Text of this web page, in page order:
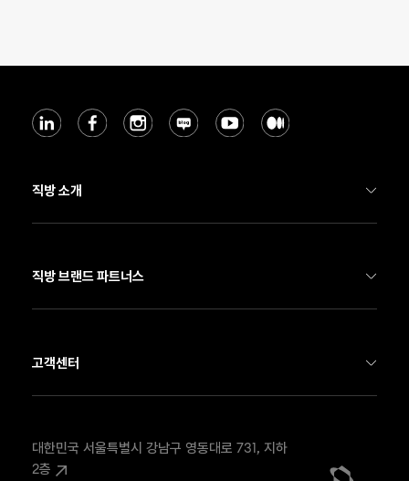
직방 소개
기업 소개
직방 부동산 서비스
직방 스마트홈
Soma
뉴스룸
채용
직방 브랜드 파트너스
네모
온하우스
우주
고객센터
FAX 02-568-4908
EMAIL contact@zigbang.com
대한민국 서울특별시 강남구 영동대로 731, 지하
2층